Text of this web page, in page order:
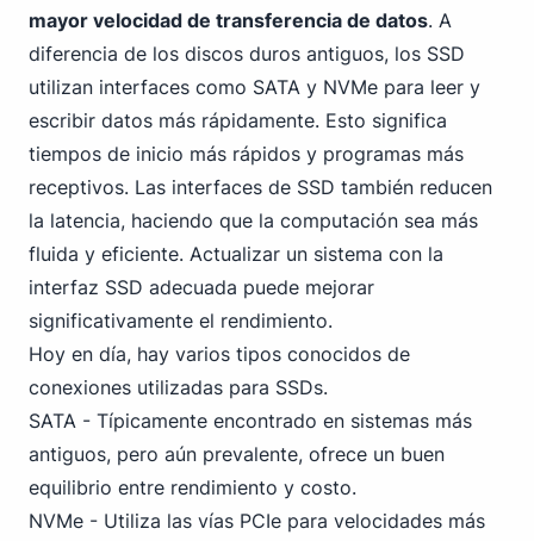
mayor velocidad de transferencia de datos. A
diferencia de los discos duros antiguos, los SSD
utilizan interfaces como SATA y NVMe para leer y
escribir datos más rápidamente. Esto significa
tiempos de inicio más rápidos y programas más
receptivos. Las interfaces de SSD también reducen
la latencia, haciendo que la computación sea más
fluida y eficiente. Actualizar un sistema con la
interfaz SSD adecuada puede mejorar
significativamente el rendimiento.
Hoy en día, hay varios tipos conocidos de
conexiones utilizadas para SSDs.
SATA - Típicamente encontrado en sistemas más
antiguos, pero aún prevalente, ofrece un buen
equilibrio entre rendimiento y costo.
NVMe - Utiliza las vías PCIe para velocidades más